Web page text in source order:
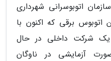
اتوبوسرانی شهرداری
اتوبوس برقی که اکنون با
شرکت داخلی در حال
آزمایشی در ناوگان